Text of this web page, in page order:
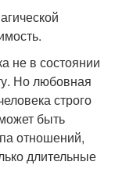
не в состоянии
Но любовная
строго
быть
отношений,
длительные